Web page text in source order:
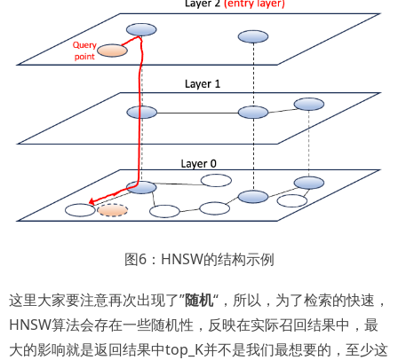
图6：HNSW的结构示例
这里大家要注意再次出现了”随机“，所以，为了检索的快速，
HNSW算法会存在一些随机性，反映在实际召回结果中，最
大的影响就是返回结果中top_K并不是我们最想要的，至少这